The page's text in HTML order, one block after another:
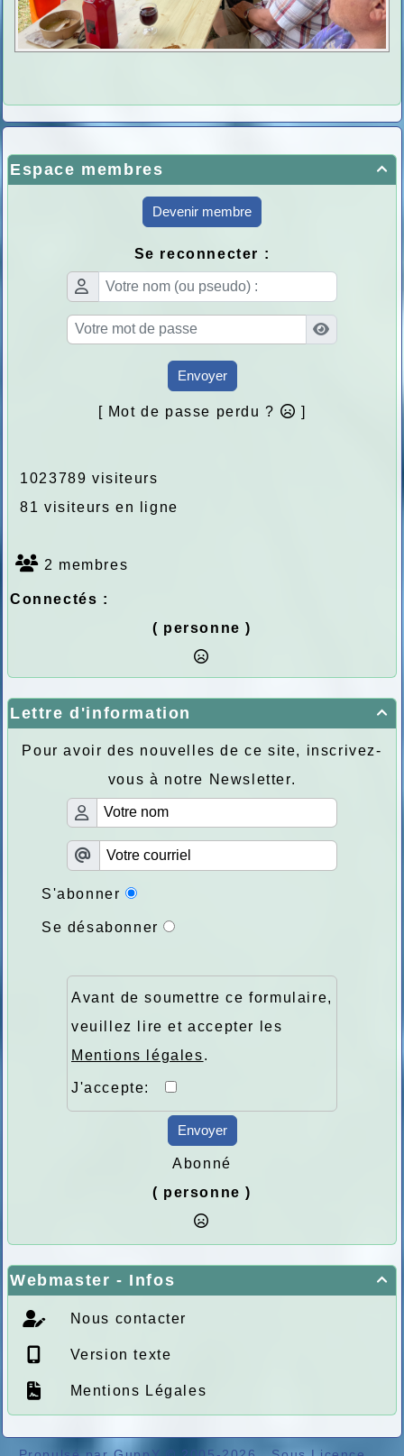

Espace membres
Devenir membre
Se reconnecter :
Envoyer
[ Mot de passe perdu ? ]
1023789 visiteurs
81 visiteurs en ligne
2 membres
Connectés :
( personne )

Lettre d'information
Pour avoir des nouvelles de ce site, inscrivez-
vous à notre Newsletter.
S'abonner
Se désabonner
Avant de soumettre ce formulaire,
veuillez lire et accepter les
Mentions légales.
J'accepte:
Envoyer
Abonné
( personne )

Webmaster - Infos
Nous contacter
Version texte
Mentions Légales